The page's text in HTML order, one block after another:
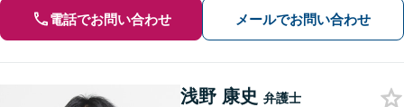
電話でお問い合わせ メールでお問い合わせ
浅野 康史 弁護士